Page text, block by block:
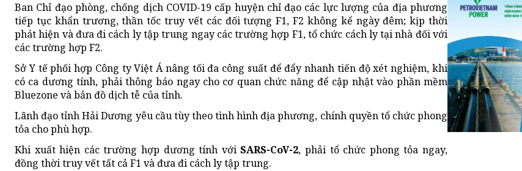
Ban Chỉ đạo phòng, chống dịch COVID-19 cấp huyện chỉ đạo các lực lượng của địa phương
tiếp tục khẩn trương, thần tốc truy vết các đối tượng F1, F2 không kể ngày đêm; kịp thời
phát hiện và đưa đi cách ly tập trung ngay các trường hợp F1, tổ chức cách ly tại nhà đối với
các trường hợp F2.
Sở Y tế phối hợp Công ty Việt Á nâng tối đa công suất để đẩy nhanh tiến độ xét nghiệm, khi
có ca dương tính, phải thông báo ngay cho cơ quan chức năng để cập nhật vào phần mềm
Bluezone và bản đồ dịch tễ của tỉnh.
Lãnh đạo tỉnh Hải Dương yêu cầu tùy theo tình hình địa phương, chính quyền tổ chức phong
tỏa cho phù hợp.
Khi xuất hiện các trường hợp dương tính vớiSARS-CoV-2, phải tổ chức phong tỏa ngay,
đồng thời truy vết tất cả F1 và đưa đi cách ly tập trung.